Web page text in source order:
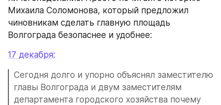
Михаила Соломонова, который предложил
чиновникам сделать главную площадь
Волгограда безопаснее и удобнее:
17 декабря:
Сегодня долго и упорно объяснял заместителю
главы Волгограда и двум заместителям
департамента городского хозяйства почему